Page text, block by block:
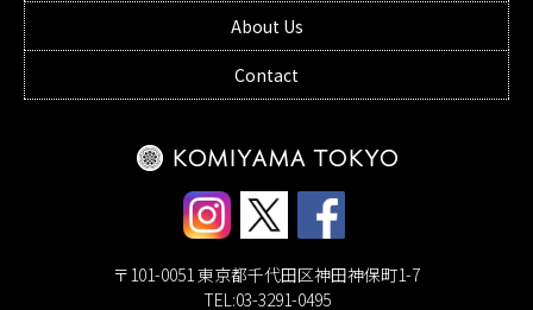
About Us
Contact
〒101-0051 東京都千代田区神田神保町1-7
TEL:03-3291-0495